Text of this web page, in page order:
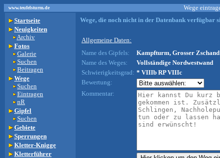
www.teufelsturm.de
Wege
Startseite
Neuigkeiten
Archiv
Fotos
Galerie
Suchen
Beitragen
Wege
Suchen
Eintragen
nR
Gipfel
Suchen
Gebiete
Sperrungen
Kletter-Knigge
Kletterführer
Wege, die noch nicht in der Datenbank verfügbar
Allgemeine Daten:
Name des Gipfels:
Kampfturm, Grosser
Name des Weges:
Vollständige Nordwestwand
Schwierigkeitsgrad: * VIIIb RP VIIIc
Bewertung:
Kommentar: